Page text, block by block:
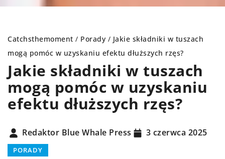
Catchsthemoment / Porady / Jakie składniki w tuszach
mogą pomóc w uzyskaniu efektu dłuższych rzęs?
Jakie składniki w tuszach
mogą pomóc w uzyskaniu
efektu dłuższych rzęs?
Redaktor Blue Whale Press 3 czerwca 2025
PORADY